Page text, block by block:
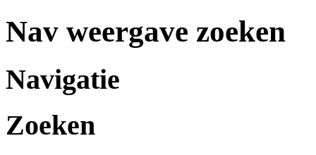
Nav weergave zoeken
Navigatie
Zoeken